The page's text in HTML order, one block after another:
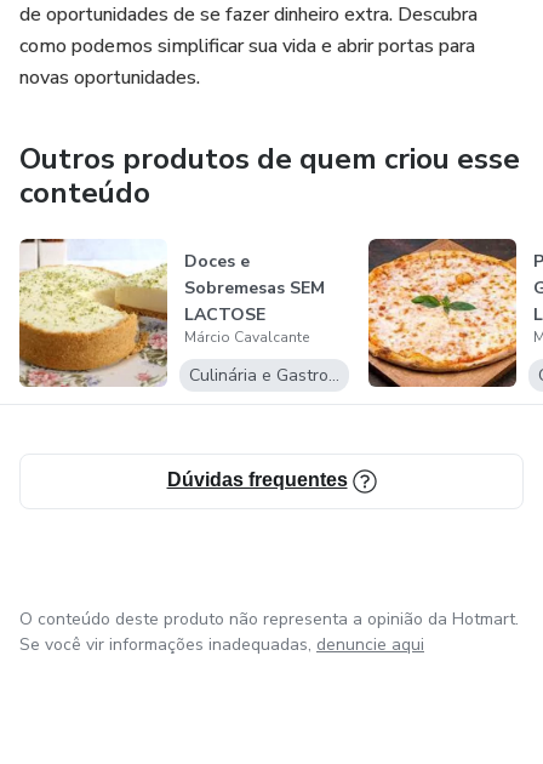
de oportunidades de se fazer dinheiro extra. Descubra
como podemos simplificar sua vida e abrir portas para
novas oportunidades.
Outros produtos de quem criou esse
conteúdo
Doces e
Sobremesas SEM
LACTOSE
Márcio Cavalcante
Culinária e Gastronomia
Dúvidas frequentes
O conteúdo deste produto não representa a opinião da Hotmart.
Se você vir informações inadequadas, denuncie aqui